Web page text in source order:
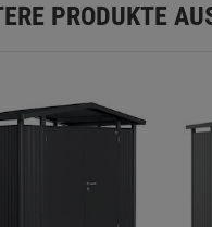
PRODUKTE